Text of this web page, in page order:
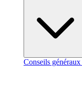
Conseils généraux